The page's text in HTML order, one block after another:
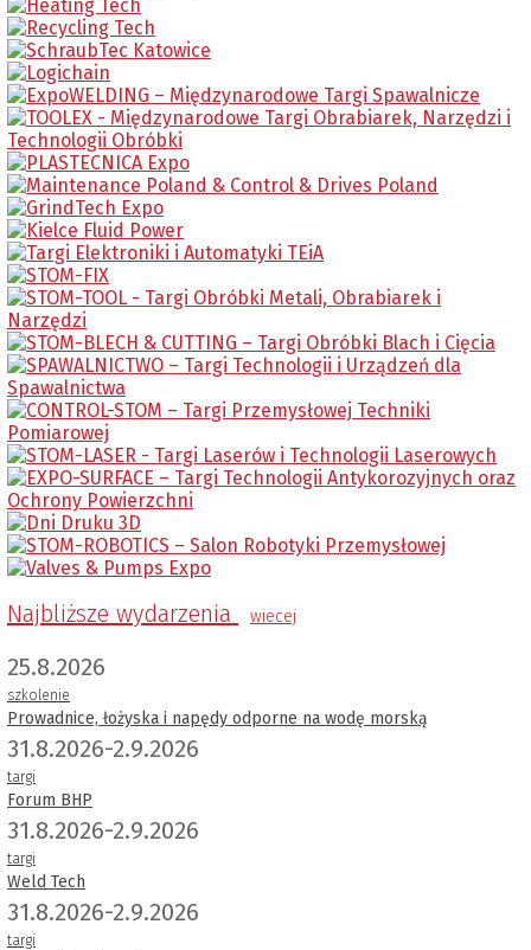
Najbliższe wydarzenia wiecej
25.8.2026
szkolenie
Prowadnice, łożyska i napędy odporne na wodę morską
31.8.2026-2.9.2026
targi
Forum BHP
31.8.2026-2.9.2026
targi
Weld Tech
31.8.2026-2.9.2026
targi